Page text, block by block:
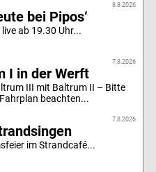
8.8.2026
bei Pipos‘
ab 19.30 Uhr...
7.8.2026
I in der Werft
III mit Baltrum II – Bitte
beachten...
7.8.2026
im Strandcafé...